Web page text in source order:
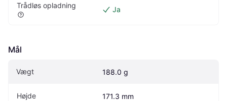
Trådløs opladning Ja
Mål
Vægt 188.0 g
Højde 171.3 mm